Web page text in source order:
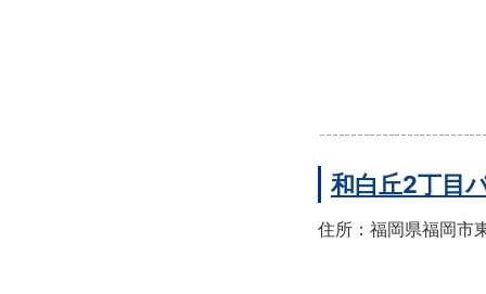
和白丘2丁目
住所：福岡県福岡市